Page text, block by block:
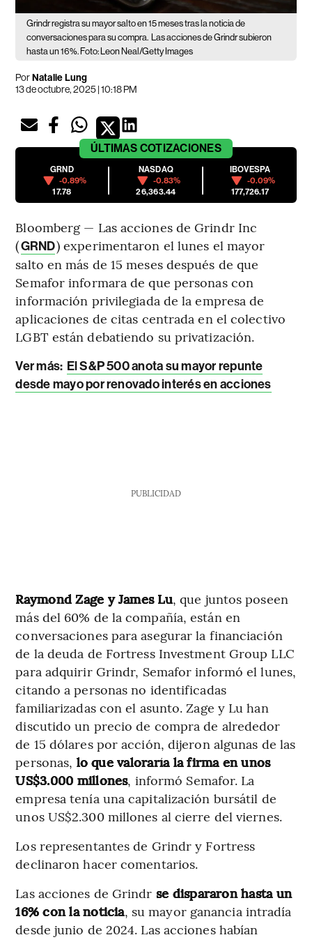
Grindr registra su mayor salto en 15 meses tras la noticia de
conversaciones para su compra. Las acciones de Grindr subieron
hasta un 16%. Foto: Leon Neal/Getty Images
PorNatalie Lung
13 de octubre, 2025 | 10:18 PM
ÚLTIMAS COTIZACIONES
GRND
-0.89%
17.78
NASDAQ
-0.83%
26,363.44
IBOVESPA
-0.09%
177,726.17
Bloomberg — Las acciones de Grindr Inc
(GRND) experimentaron el lunes el mayor
salto en más de 15 meses después de que
Semafor informara de que personas con
información privilegiada de la empresa de
aplicaciones de citas centrada en el colectivo
LGBT están debatiendo su privatización.
Ver más: El S&P 500 anota su mayor repunte
desde mayo por renovado interés en acciones
PUBLICIDAD
Raymond Zage y James Lu, que juntos poseen
más del 60% de la compañía, están en
conversaciones para asegurar la financiación
de la deuda de Fortress Investment Group LLC
para adquirir Grindr, Semafor informó el lunes,
citando a personas no identificadas
familiarizadas con el asunto. Zage y Lu han
discutido un precio de compra de alrededor
de 15 dólares por acción, dijeron algunas de las
personas, lo que valoraría la firma en unos
US$3.000 millones, informó Semafor. La
empresa tenía una capitalización bursátil de
unos US$2.300 millones al cierre del viernes.
Los representantes de Grindr y Fortress
declinaron hacer comentarios.
Las acciones de Grindr se dispararon hasta un
16% con la noticia, su mayor ganancia intradía
desde junio de 2024. Las acciones habían